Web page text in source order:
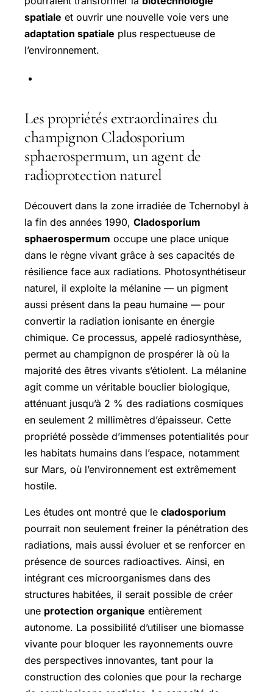
spatiale et ouvrir une nouvelle voie vers une
adaptation spatiale plus respectueuse de
l’environnement.
Les propriétés extraordinaires du
champignon Cladosporium
sphaerospermum, un agent de
radioprotection naturel
Découvert dans la zone irradiée de Tchernobyl à
la fin des années 1990, Cladosporium
sphaerospermum occupe une place unique
dans le règne vivant grâce à ses capacités de
résilience face aux radiations. Photosynthétiseur
naturel, il exploite la mélanine — un pigment
aussi présent dans la peau humaine — pour
convertir la radiation ionisante en énergie
chimique. Ce processus, appelé radiosynthèse,
permet au champignon de prospérer là où la
majorité des êtres vivants s’étiolent. La mélanine
agit comme un véritable bouclier biologique,
atténuant jusqu’à 2 % des radiations cosmiques
en seulement 2 millimètres d’épaisseur. Cette
propriété possède d’immenses potentialités pour
les habitats humains dans l’espace, notamment
sur Mars, où l’environnement est extrêmement
hostile.
Les études ont montré que le cladosporium
pourrait non seulement freiner la pénétration des
radiations, mais aussi évoluer et se renforcer en
présence de sources radioactives. Ainsi, en
intégrant ces microorganismes dans des
structures habitées, il serait possible de créer
une protection organique entièrement
autonome. La possibilité d’utiliser une biomasse
vivante pour bloquer les rayonnements ouvre
des perspectives innovantes, tant pour la
construction des colonies que pour la recharge